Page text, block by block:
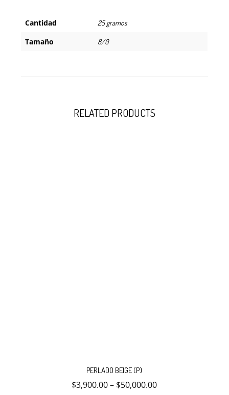
Cantidad 25 gramos
Tamaño 8/0
RELATED PRODUCTS
tiene
múltiples
variantes.
PERLADO BEIGE (P)
$3,900.00– $50,000.00